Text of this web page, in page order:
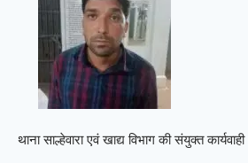
थाना साल्हेवारा एवं खाद्य विभाग की संयुक्त